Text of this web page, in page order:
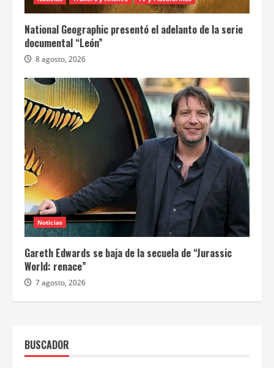
National Geographic presentó el adelanto de la serie
documental “León”
8 agosto, 2026
Noticias
Gareth Edwards se baja de la secuela de “Jurassic
World: renace”
7 agosto, 2026
BUSCADOR